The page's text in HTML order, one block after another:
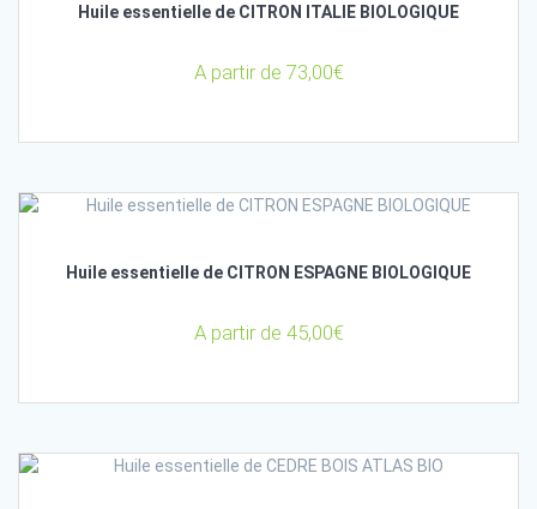
Huile essentielle de CITRON ITALIE BIOLOGIQUE
A partir de 73,00€
Huile essentielle de CITRON ESPAGNE BIOLOGIQUE
A partir de 45,00€